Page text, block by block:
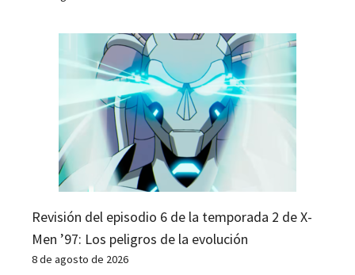
Revisión del episodio 6 de la temporada 2 de X-
Men ’97: Los peligros de la evolución
8 de agosto de 2026